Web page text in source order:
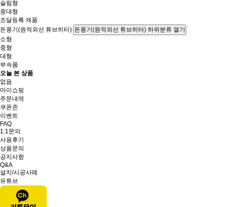
슬림형
중대형
조달등록 제품
돈풍기(원적외선 튜브히터) 돈풍기(원적외선 튜브히터) 하위분류 열기
소형
중형
대형
부속품
오늘 본 상품
없음
마이쇼핑
주문내역
쿠폰존
이벤트
FAQ
1:1문의
사용후기
상품문의
공지사항
Q&A
설치/시공사례
유튜브